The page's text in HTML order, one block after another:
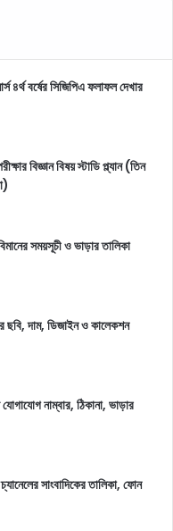
বর্ষের সিজিপিএ ফলাফল দেখার
বিজ্ঞান বিষয় স্টাডি প্ল্যান (তিন
সময়সূচী ও ভাড়ার তালিকা
ছবি, দাম, ডিজাইন ও কালেকশন
নাম্বার, ঠিকানা, ভাড়ার
সাংবাদিকের তালিকা, ফোন